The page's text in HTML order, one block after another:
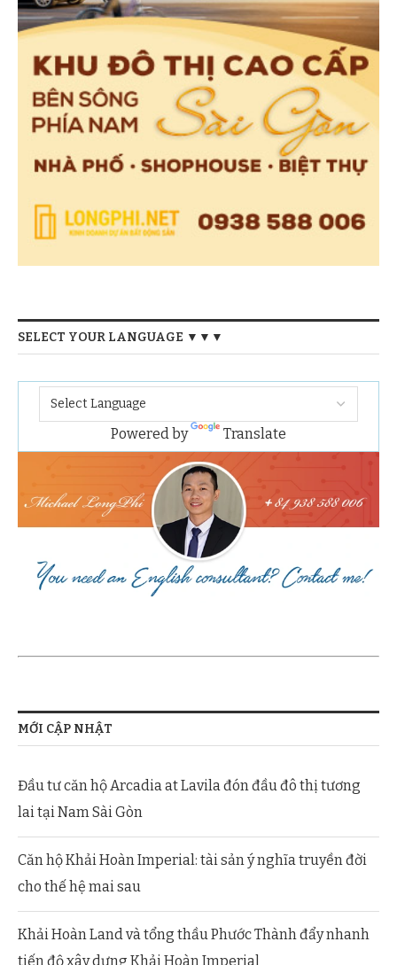
SELECT YOUR LANGUAGE ▼▼▼
Powered by Translate
MỚI CẬP NHẬT
Đầu tư căn hộ Arcadia at Lavila đón đầu đô thị tương
lai tại Nam Sài Gòn
Căn hộ Khải Hoàn Imperial: tài sản ý nghĩa truyền đời
cho thế hệ mai sau
Khải Hoàn Land và tổng thầu Phước Thành đẩy nhanh
tiến độ xây dựng Khải Hoàn Imperial